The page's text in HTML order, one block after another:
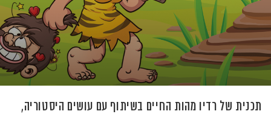
תכנית של רדיו מהות החיים בשיתוף עם עושים היסטוריה,